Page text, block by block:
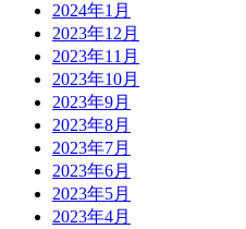
2024年1月
2023年12月
2023年11月
2023年10月
2023年9月
2023年8月
2023年7月
2023年6月
2023年5月
2023年4月